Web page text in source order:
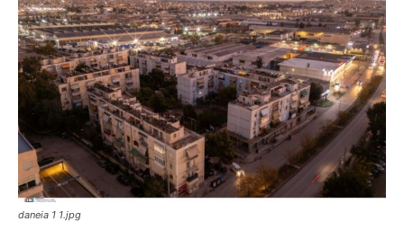
daneia 1 1.jpg